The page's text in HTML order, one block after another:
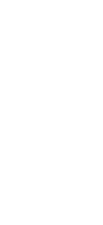
de stad rijdt of